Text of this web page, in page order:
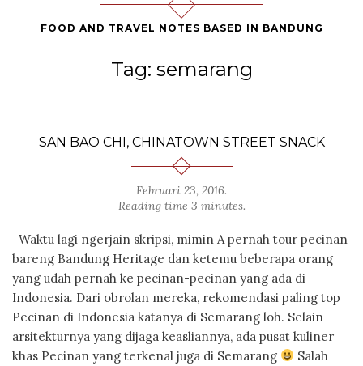
FOOD AND TRAVEL NOTES BASED IN BANDUNG
Tag: semarang
SAN BAO CHI, CHINATOWN STREET SNACK
Februari 23, 2016.
Reading time 3 minutes.
Waktu lagi ngerjain skripsi, mimin A pernah tour pecinan
bareng Bandung Heritage dan ketemu beberapa orang
yang udah pernah ke pecinan-pecinan yang ada di
Indonesia. Dari obrolan mereka, rekomendasi paling top
Pecinan di Indonesia katanya di Semarang loh. Selain
arsitekturnya yang dijaga keasliannya, ada pusat kuliner
khas Pecinan yang terkenal juga di Semarang
Salah